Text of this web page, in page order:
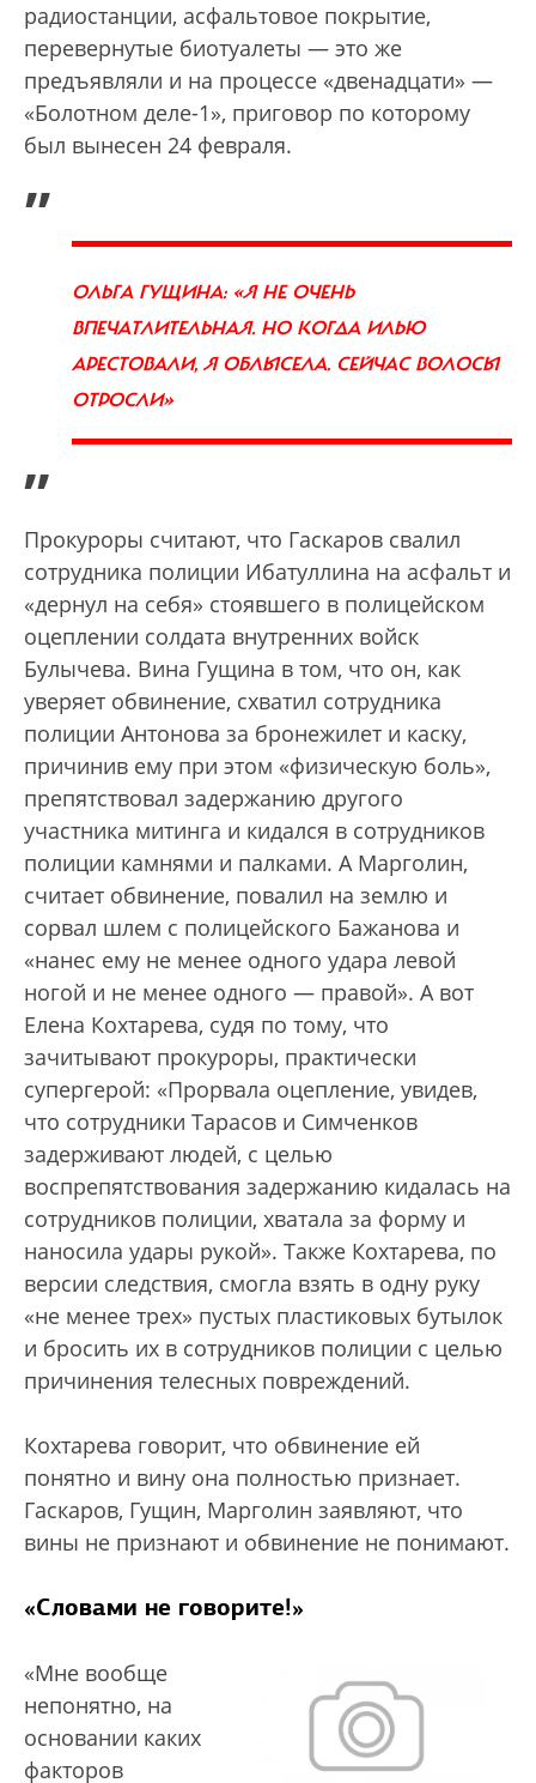
радиостанции, асфальтовое покрытие,
перевернутые биотуалеты — это же
предъявляли и на процессе «двенадцати» —
«Болотном деле-1», приговор по которому
был вынесен 24 февраля.
„
ОЛЬГА ГУЩИНА: «Я НЕ ОЧЕНЬ
ВПЕЧАТЛИТЕЛЬНАЯ. НО КОГДА ИЛЬЮ
АРЕСТОВАЛИ, Я ОБЛЫСЕЛА. СЕЙЧАС ВОЛОСЫ
ОТРОСЛИ»
”
Прокуроры считают, что Гаскаров свалил
сотрудника полиции Ибатуллина на асфальт и
«дернул на себя» стоявшего в полицейском
оцеплении солдата внутренних войск
Булычева. Вина Гущина в том, что он, как
уверяет обвинение, схватил сотрудника
полиции Антонова за бронежилет и каску,
причинив ему при этом «физическую боль»,
препятствовал задержанию другого
участника митинга и кидался в сотрудников
полиции камнями и палками. А Марголин,
считает обвинение, повалил на землю и
сорвал шлем с полицейского Бажанова и
«нанес ему не менее одного удара левой
ногой и не менее одного — правой». А вот
Елена Кохтарева, судя по тому, что
зачитывают прокуроры, практически
супергерой: «Прорвала оцепление, увидев,
что сотрудники Тарасов и Симченков
задерживают людей, с целью
воспрепятствования задержанию кидалась на
сотрудников полиции, хватала за форму и
наносила удары рукой». Также Кохтарева, по
версии следствия, смогла взять в одну руку
«не менее трех» пустых пластиковых бутылок
и бросить их в сотрудников полиции с целью
причинения телесных повреждений.
Кохтарева говорит, что обвинение ей
понятно и вину она полностью признает.
Гаскаров, Гущин, Марголин заявляют, что
вины не признают и обвинение не понимают.
«Словами не говорите!»
«Мне вообще
непонятно, на
основании каких
факторов